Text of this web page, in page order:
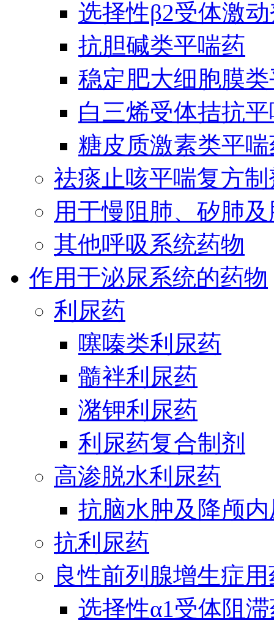
选择性β2受体激
抗胆碱类平喘药
稳定肥大细胞膜
白三烯受体拮抗
糖皮质激素类平
祛痰止咳平喘复方制
用于慢阻肺、矽肺
其他呼吸系统药物
作用于泌尿系统的药物
利尿药
噻嗪类利尿药
髓袢利尿药
潴钾利尿药
利尿药复合制剂
高渗脱水利尿药
抗脑水肿及降颅
抗利尿药
良性前列腺增生症
选择性α1受体阻